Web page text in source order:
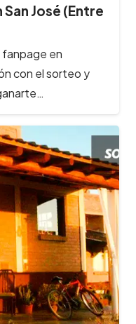
José (Entre
en
con el sorteo y